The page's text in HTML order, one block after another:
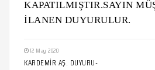
KAPATILMIŞTIR.SAYIN
İLANEN DUYURULUR.
12 May 2020
KARDEMİR AŞ. DUYURU-